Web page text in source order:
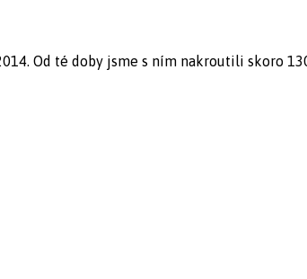
Od té doby jsme s ním nakroutili skoro